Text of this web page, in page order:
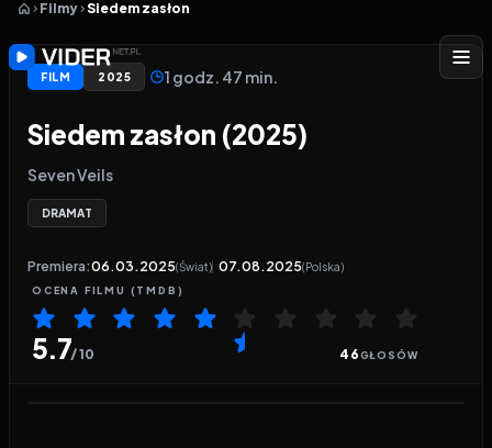
Filmy Siedem zasłon
FILM 2025 1 godz. 47 min.
Siedem zasłon (2025)
Seven Veils
DRAMAT
Premiera:06.03.2025(Świat) 07.08.2025(Polska)
OCENA FILMU (TMDB)
5.7/ 10 46GŁOSÓW